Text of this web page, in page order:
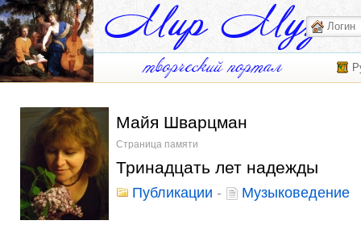
Майя Шварцман
Страница памяти
Тринадцать лет надежды
Публикации - Музыковедение